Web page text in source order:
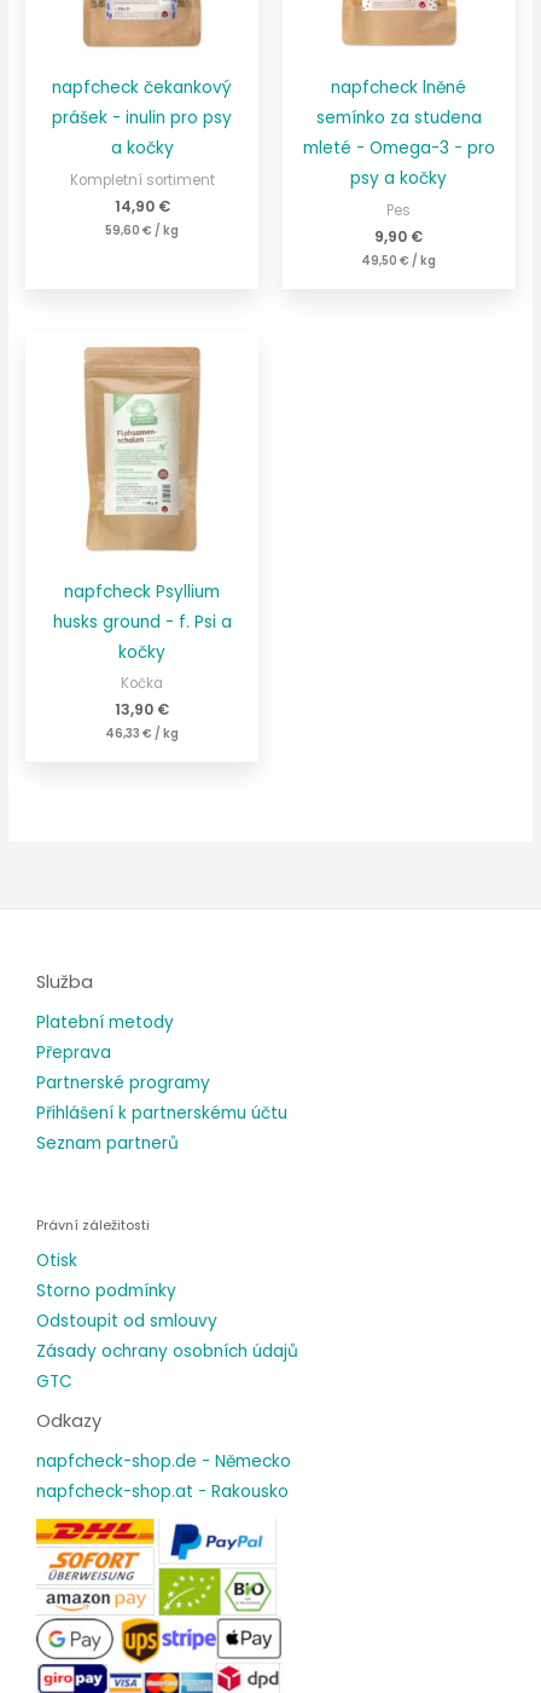
napfcheck čekankový
prášek - inulin pro psy
a kočky
Kompletní sortiment
14,90 €
59,60€ / kg
napfcheck lněné
semínko za studena
mleté - Omega-3 - pro
psy a kočky
Pes
9,90 €
49,50€ / kg
napfcheck Psyllium
husks ground - f. Psi a
kočky
Kočka
13,90 €
46,33€ / kg
Služba
Platební metody
Přeprava
Partnerské programy
Přihlášení k partnerskému účtu
Seznam partnerů
Právní záležitosti
Otisk
Storno podmínky
Odstoupit od smlouvy
Zásady ochrany osobních údajů
GTC
Odkazy
napfcheck-shop.de - Německo
napfcheck-shop.at - Rakousko